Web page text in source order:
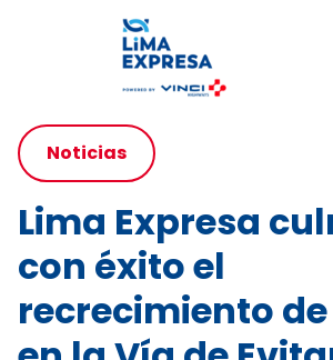
Noticias
Lima Expresa
con éxito el
recrecimiento